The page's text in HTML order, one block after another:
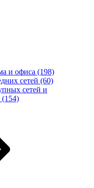
и офиса (198)
сетей (60)
сетей и
(154)